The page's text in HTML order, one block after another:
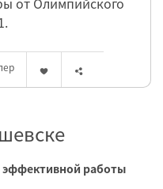
работы